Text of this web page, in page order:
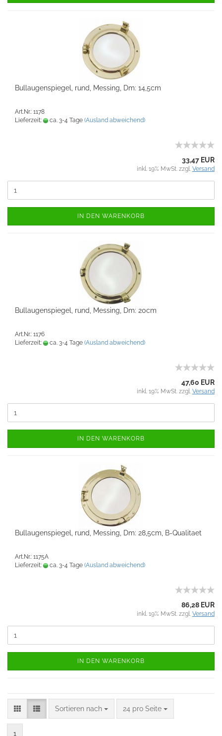
Bullaugenspiegel, rund, Messing, Dm: 14,5cm
Art.Nr.: 1178
Lieferzeit:
ca. 3-4 Tage (Ausland abweichend)
33,47 EUR
inkl. 19% MwSt. zzgl. Versand
IN DEN WARENKORB
Bullaugenspiegel, rund, Messing, Dm: 20cm
Art.Nr.: 1176
Lieferzeit:
ca. 3-4 Tage (Ausland abweichend)
47,60 EUR
inkl. 19% MwSt. zzgl. Versand
IN DEN WARENKORB
Bullaugenspiegel, rund, Messing, Dm: 28,5cm, B-Qualitaet
Art.Nr.: 1175A
Lieferzeit:
ca. 3-4 Tage (Ausland abweichend)
86,28 EUR
inkl. 19% MwSt. zzgl. Versand
IN DEN WARENKORB
Sortieren nach 24 pro Seite
1